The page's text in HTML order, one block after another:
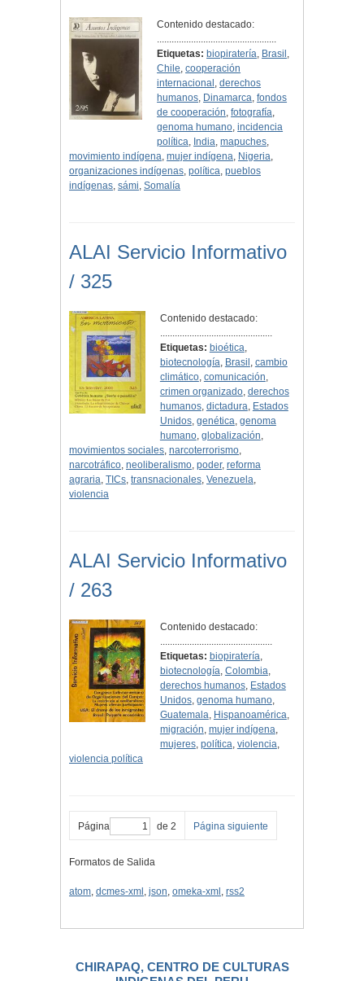
Contenido destacado:
.................................................
Etiquetas: biopiratería, Brasil ,
Chile,cooperación
internacional ,derechos
humanos, Dinamarca,fondos
de cooperación,fotografía,
genoma humano,incidencia
política, India,mapuches,
movimiento indígena, mujer indígena, Nigeria,
organizaciones indígenas, política, pueblos
indígenas, sámi, Somalía
ALAI Servicio Informativo
/ 325
Contenido destacado:
..............................................
Etiquetas: bioética,
biotecnología, Brasil , cambio
climático, comunicación,
crimen organizado, derechos
humanos, dictadura, Estados
Unidos, genética, genoma
humano, globalización,
movimientos sociales, narcoterrorismo,
narcotráfico, neoliberalismo, poder, reforma
agraria, TICs, transnacionales, Venezuela,
violencia
ALAI Servicio Informativo
/ 263
Contenido destacado:
..............................................
Etiquetas: biopiratería,
biotecnología, Colombia,
derechos humanos, Estados
Unidos, genoma humano,
Guatemala, Hispanoamérica,
migración, mujer indígena,
mujeres, política, violencia,
violencia política
Página de 2 Página siguiente
Formatos de Salida
atom, dcmes-xml , json, omeka-xml , rss2
CHIRAPAQ, CENTRO DE CULTURAS